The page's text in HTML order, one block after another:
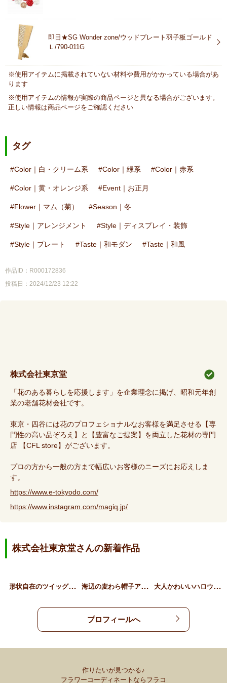
即日★SG Wonder zone/ウッドプレート羽子板ゴールド
Ｌ/790-011G
※使用アイテムに掲載されていない材料や費用がかかっている場合があ
ります
※使用アイテムの情報が実際の商品ページと異なる場合がございます。
正しい情報は商品ページをご確認ください
タグ
Color｜白・クリーム系 Color｜緑系 Color｜赤系
Color｜黄・オレンジ系 Event｜お正月
Flower｜マム（菊） Season｜冬
Style｜アレンジメント Style｜ディスプレイ・装飾
Style｜プレート Taste｜和モダン Taste｜和風
作品ID：R000172836
投稿日：2024/12/23 12:22
株式会社東京堂
「花のある暮らしを応援します」を企業理念に掲げ、昭和元年創
業の老舗花材会社です。
東京・四谷には花のプロフェショナルなお客様を満足させる【専
門性の高い品ぞろえ】と【豊富なご提案】を両立した花材の専門
店 【CFL store】がございます。
プロの方から一般の方まで幅広いお客様のニーズにお応えしま
す。
https://www.e-tokyodo.com/
https://www.instagram.com/magiq.jp/
株式会社東京堂さんの新着作品
形
状自在のツイッグリース 海
辺の麦わら帽子アレンジ 大
人かわいいハロウィン猫ア…
プロフィールへ
作りたいが見つかる♪
フラワーコーディネートならフラコ